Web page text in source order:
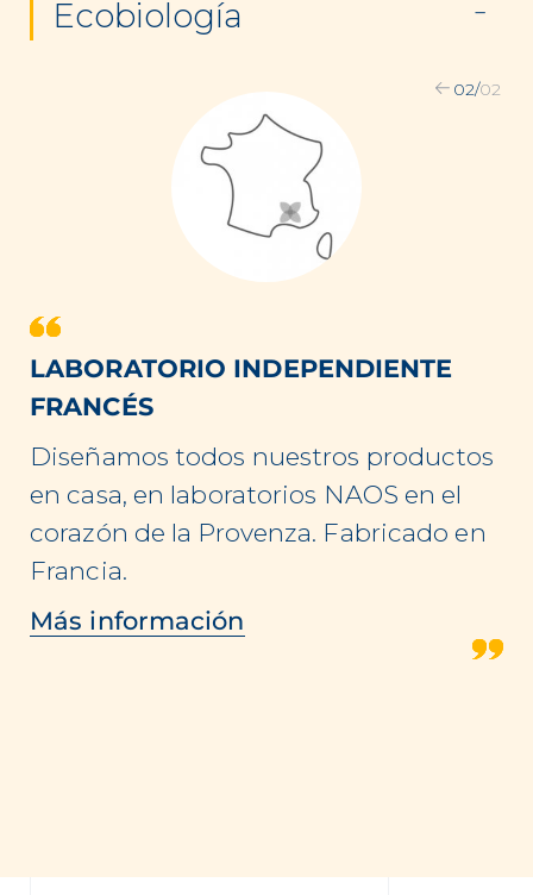
Ecobiología
LABORATORIO INDEPENDIENTE
FRANCÉS
Diseñamos todos nuestros productos
en casa, en laboratorios NAOS en el
corazón de la Provenza. Fabricado en
Francia.
Más información
02/02